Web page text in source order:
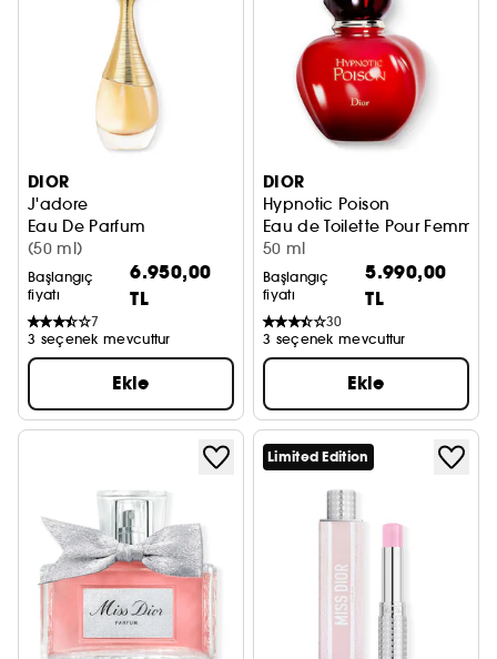
DIOR
J'adore
Eau De Parfum
(50 ml)
Başlangıç
fiyatı
6.950,00
TL
7
3 seçenek mevcuttur
Ekle
DIOR
Hypnotic Poison
Eau de Toilette Pour Femme
50 ml
Başlangıç
fiyatı
5.990,00
TL
30
3 seçenek mevcuttur
Ekle
Limited Edition